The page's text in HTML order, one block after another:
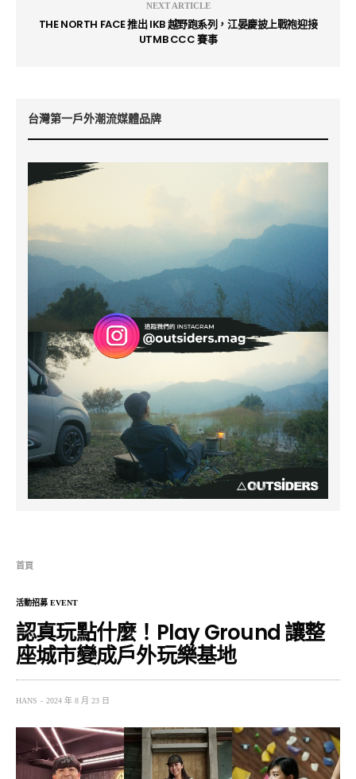
NEXT ARTICLE
THE NORTH FACE 推出 IKB 越野跑系列，江晏慶披上戰袍迎接
UTMB CCC 賽事
台灣第一戶外潮流媒體品牌
首頁
活動招募 EVENT
認真玩點什麼！Play Ground 讓整
座城市變成戶外玩樂基地
HANS 2024 年 8 月 23 日